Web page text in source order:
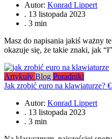
Autor: Konrad Lippert
. 13 listopada 2023
. 3 min
Masz do napisania jakiś ważny
okazuje się, że takie znaki, jak
Artykuły Blog Poradniki
Jak zrobić euro na klawiaturze?
Autor: Konrad Lippert
. 13 listopada 2023
. 3 min